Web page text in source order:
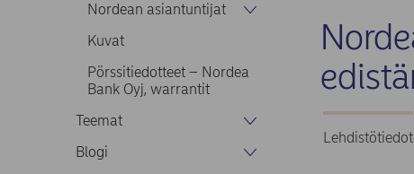
Nordean asiantuntijat
Kuvat
Pörssitiedotteet – Nordea
Bank Oyj, warrantit
Teemat
Blogi